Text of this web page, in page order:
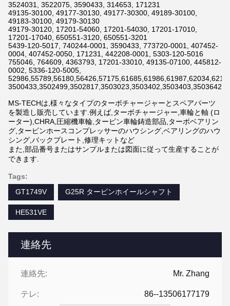
連絡先
連絡先: Mr. Zhang
テレ: 86--13506177179
3524031, 3522075, 3590433, 314653, 171231
49135-30100, 49177-30130, 49177-30300, 49189-30100,
49183-30100, 49179-30130
49179-30120, 17201-54060, 17201-54030, 17201-17010,
17201-17040, 650551-3120, 650551-3201
5439-120-5017, 740244-0001, 3590433, 773720-0001, 407452-
0004, 407452-0050, 171231, 442208-0001, 5303-120-5016
755046, 764609, 4363793, 17201-33010, 49135-07100, 445812-
0002, 5336-120-5005,
MS-TECHは,様々なタイプのターボチャージャーとスペアパーツ
を製造し販売しています.例えば,ターボチャージャー,車輪と軸 (ロ
ーター),CHRA,圧縮機車輪,タービン車輪鋳造部品,ターボベアリン
グ,タービンホースコンプレッサーのハウシング,ベアリングのハウ
シング,バックプレート,修理キットなど
また,部品番号またはサンプルまたは図面に従って生産することが
できます.
Tags:
GT1749V
G25R タービンホイールシャフト
HE531VE